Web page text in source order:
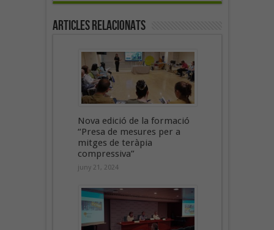
Articles Relacionats
Nova edició de la formació
“Presa de mesures per a
mitges de teràpia
compressiva”
juny 21, 2024